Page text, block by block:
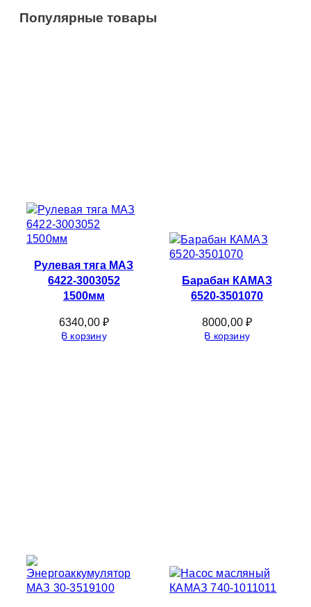
Популярные товары
Рулевая тяга МАЗ
6422-3003052
1500мм
6340,00₽
В корзину
Барабан КАМАЗ
6520-3501070
8000,00₽
В корзину